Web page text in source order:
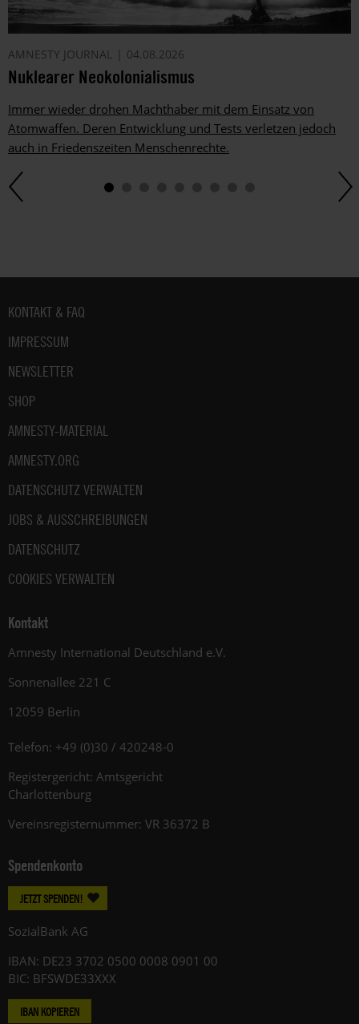
AMNESTY JOURNAL 04.08.2026
Nuklearer Neokolonialismus
Immer wieder drohen Machthaber mit dem Einsatz von
Atomwaffen. Deren Entwicklung und Tests verletzen jedoch
auch in Friedenszeiten Menschenrechte.
Fußbereich
KONTAKT & FAQ
IMPRESSUM
NEWSLETTER
SHOP
AMNESTY-MATERIAL
AMNESTY.ORG
DATENSCHUTZ VERWALTEN
JOBS & AUSSCHREIBUNGEN
DATENSCHUTZ
COOKIES VERWALTEN
Kontakt
Amnesty International Deutschland e.V.
Sonnenallee 221 C
12059 Berlin
Telefon: +49 (0)30 / 420248-0
Registergericht: Amtsgericht
Charlottenburg
Vereinsregisternummer: VR 36372 B
Spendenkonto
JETZT SPENDEN!
SozialBank AG
IBAN: DE23 3702 0500 0008 0901 00
BIC: BFSWDE33XXX
IBAN KOPIEREN